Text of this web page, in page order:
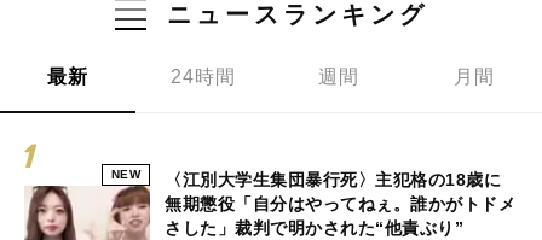
ニュースランキング
最新 24時間 週間 月間
NEW
〈江別大学生集団暴行死〉主犯格の18歳に
無期懲役「自分はやってねぇ。誰かがトドメ
さした」裁判で明かされた“他責ぶり”